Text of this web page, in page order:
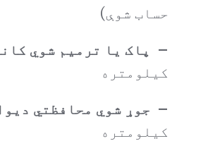
حساب شوې)
– پاک یا ترمیم شوي
کیلومتره
– جوړ شوي محافظتي
کیلومتره